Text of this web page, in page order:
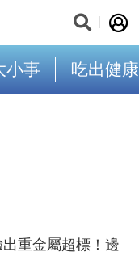
小事 吃出健康
重金屬超標！邊